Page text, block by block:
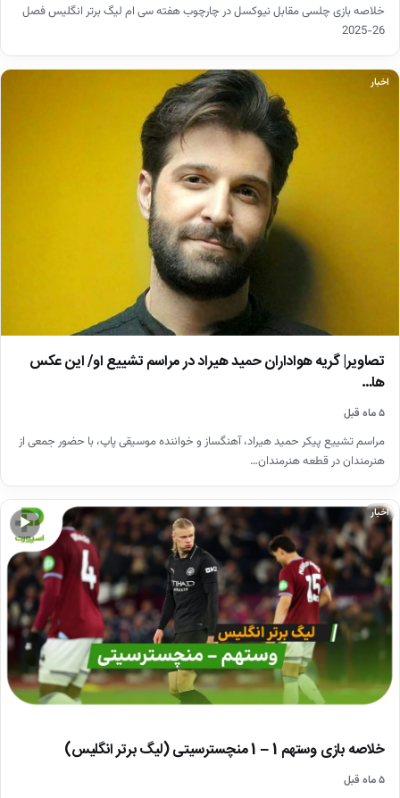
خلاصه بازی چلسی مقابل نیوکسل در چارچوب هفته سی ام لیگ برتر انگلیس فصل
26-2025
اخبار
تصاویر| گریه هواداران حمید هیراد در مراسم تشییع او/ این عکس
ها…
۵ ماه قبل
مراسم تشییع پیکر حمید هیراد، آهنگساز و خواننده موسیقی پاپ، با حضور جمعی از
هنرمندان در قطعه هنرمندان…
▶
اخبار
خلاصه بازی وستهم 1 – 1 منچسترسیتی (لیگ برتر انگلیس)
۵ ماه قبل